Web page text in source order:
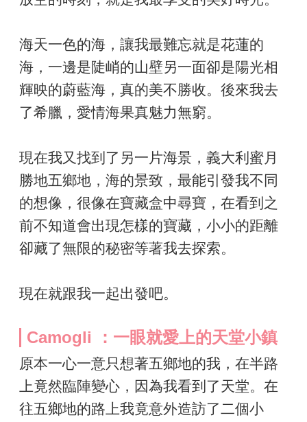
海天一色的海，讓我最難忘就是花蓮的
海，一邊是陡峭的山壁另一面卻是陽光相
輝映的蔚藍海，真的美不勝收。後來我去
了希臘，愛情海果真魅力無窮。
現在我又找到了另一片海景，義大利蜜月
勝地五鄉地，海的景致，最能引發我不同
的想像，很像在寶藏盒中尋寶，在看到之
前不知道會出現怎樣的寶藏，小小的距離
卻藏了無限的秘密等著我去探索。
現在就跟我一起出發吧。
Camogli ：一眼就愛上的天堂小鎮
原本一心一意只想著五鄉地的我，在半路
上竟然臨陣變心，因為我看到了天堂。在
往五鄉地的路上我竟意外造訪了二個小